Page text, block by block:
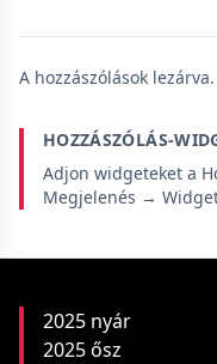
A hozzászólások lezárva.
HOZZÁSZÓLÁS-
Adjon widgeteket a
Megjelenés →
2025 nyár
2025 ősz